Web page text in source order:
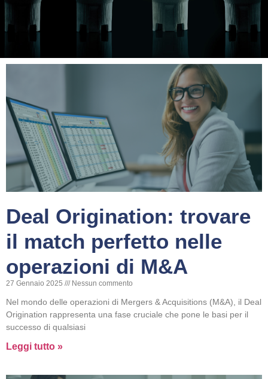
Deal Origination: trovare
il match perfetto nelle
operazioni di M&A
27 Gennaio 2025 Nessun commento
Nel mondo delle operazioni di Mergers & Acquisitions (M&A), il Deal
Origination rappresenta una fase cruciale che pone le basi per il
successo di qualsiasi
Leggi tutto »